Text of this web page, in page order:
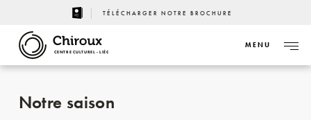
TÉLÉCHARGER NOTRE BROCHURE
CENTRE CULTUREL - LIÈGE
MENU
Notre saison